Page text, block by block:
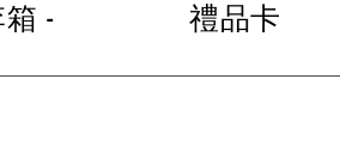
- 禮品卡